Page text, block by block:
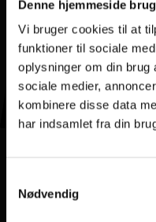
Denne hjemmeside
Vi bruger cookies til at
funktioner til sociale
oplysninger om din brug
sociale medier,
kombinere disse data
har indsamlet fra din
Nødvendig